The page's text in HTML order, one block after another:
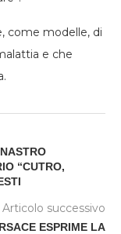
come modelle, di
e che
“CUTRO,
Articolo successivo
ESPRIME LA